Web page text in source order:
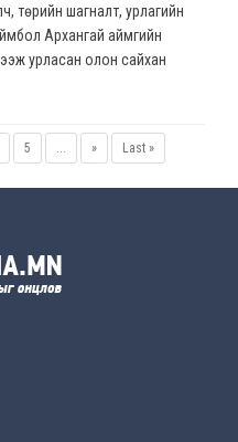
төрийн шагналт, урлагийн
Архангай аймгийн
урласан олон сайхан
5 ... » Last »